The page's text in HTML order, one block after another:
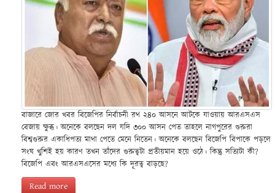
বাজারে জোর খবর বিজেপির নির্বাচনী রথ ২৪০ আসনে আটকে যাওয়ায় আরএসএস
বেজায় ক্ষুব্ধ। অনেকে বলছেন দল যদি ৩০০ আসন পেত তাহলে নাগপুরের গুরুরা
বিশ্বগুরুর একাধিপত্য মাথা পেতে মেনে নিতেন। অনেকে বলছেন বিজেপি বিপাকে পড়লে
সংঘ খুশিই হয় কারণ তখন তাঁদের গুরুত্বটা প্রতীয়মান হয়ে ওঠে। কিন্তু সত্যিটা কী?
বিজেপি এবং আরএসএসের মধ্যে কি দূরত্ব বাড়ছে?
Read more